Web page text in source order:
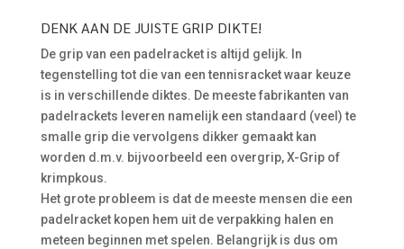
DENK AAN DE JUISTE GRIP DIKTE!
De grip van een padelracket is altijd gelijk. In
tegenstelling tot die van een tennisracket waar keuze
is in verschillende diktes. De meeste fabrikanten van
padelrackets leveren namelijk een standaard (veel) te
smalle grip die vervolgens dikker gemaakt kan
worden d.m.v. bijvoorbeeld een overgrip, X-Grip of
krimpkous.
Het grote probleem is dat de meeste mensen die een
padelracket kopen hem uit de verpakking halen en
meteen beginnen met spelen. Belangrijk is dus om